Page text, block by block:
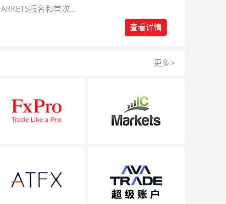
报名和首次入
查看详情
更多>